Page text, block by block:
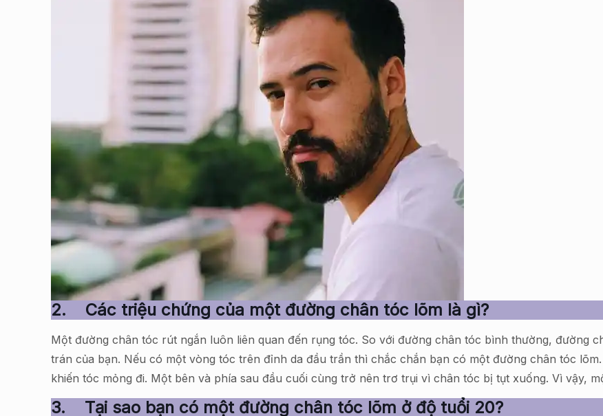
2. Các triệu chứng của một đường chân tóc lõm là gì?
Một đường chân tóc rút ngắn luôn liên quan đến rụng tóc. So với đường chân tóc bình thường, đường
trán của bạn. Nếu có một vòng tóc trên đỉnh da đầu trần thì chắc chắn bạn có một đường chân tóc
khiến tóc mỏng đi. Một bên và phía sau đầu cuối cùng trở nên trơ trụi vì chân tóc bị tụt xuống. Vì vậy,
3. Tại sao bạn có một đường chân tóc lõm ở độ tuổi 20?